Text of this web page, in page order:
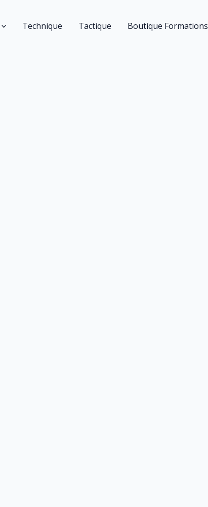
Technique Tactique Boutique Formations